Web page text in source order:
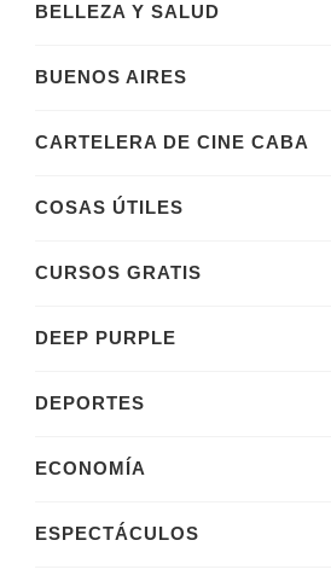
BELLEZA Y SALUD
BUENOS AIRES
CARTELERA DE CINE CABA
COSAS ÚTILES
CURSOS GRATIS
DEEP PURPLE
DEPORTES
ECONOMÍA
ESPECTÁCULOS